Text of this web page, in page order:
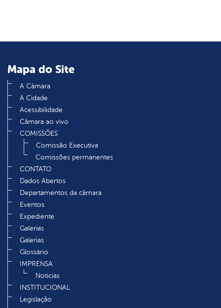
Mapa do Site
A Câmara
A Cidade
Acessibilidade
Câmara ao vivo
COMISSÕES
Comissão Executiva
Comissões permanentes
CONTATO
Dados Abertos
Departamentos da câmara
Eventos
Expediente
Galerias
Galerias
Glossário
IMPRENSA
Noticias
INSTITUCIONAL
Legislação